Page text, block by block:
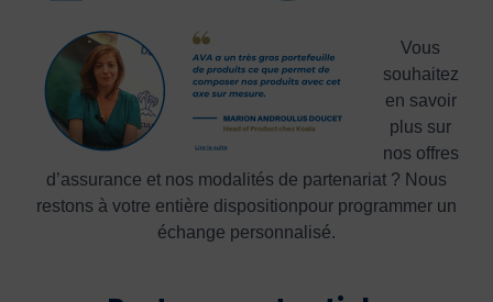
Vous
souhaitez
en savoir
plus sur
nos offres
d’assurance et nos modalités de partenariat ? Nous
restons à votre entière dispositionpour programmer un
échange personnalisé.